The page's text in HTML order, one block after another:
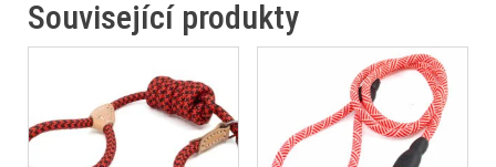
Související produkty